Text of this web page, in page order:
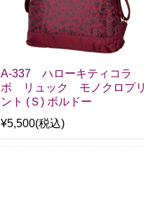
A-337 ハローキティコラ
ボ リュック モノクロプリ
ント (Ｓ) ボルドー
¥5,500(税込)